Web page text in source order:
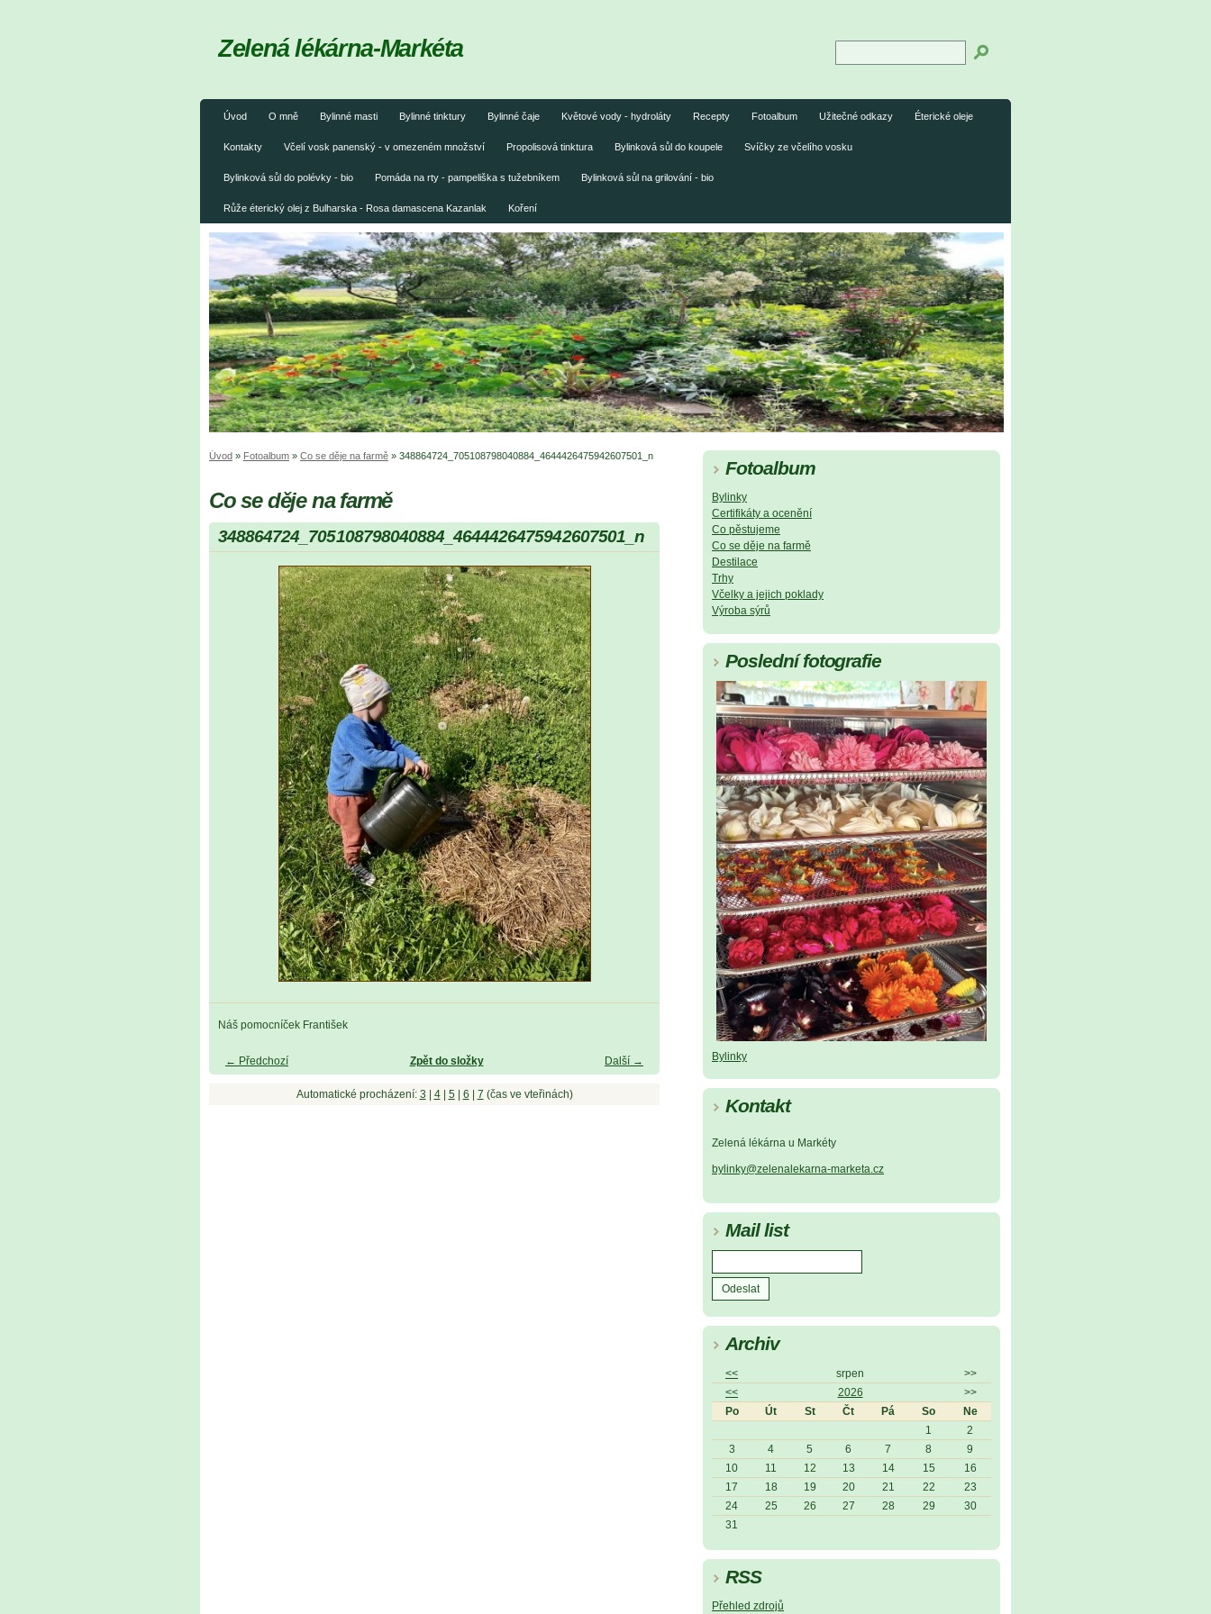
Úvod O mně Bylinné masti Bylinné tinktury Bylinné čaje Květové vody - hydroláty Recepty Fotoalbum Užitečné odkazy Éterické oleje
Kontakty Včelí vosk panenský - v omezeném množství Propolisová tinktura Bylinková sůl do koupele Svíčky ze včelího vosku
Bylinková sůl do polévky - bio Pomáda na rty - pampeliška s tužebníkem Bylinková sůl na grilování - bio
Růže éterický olej z Bulharska - Rosa damascena Kazanlak Koření
Zelená lékárna-Markéta
Úvod » Fotoalbum » Co se děje na farmě » 348864724_705108798040884_4644426475942607501_n
Co se děje na farmě
348864724_705108798040884_4644426475942607501_n
Náš pomocníček František
← Předchozí Další →
Zpět do složky
Automatické procházení: 3 4| 5| 6 7 (čas ve vteřinách)
Fotoalbum
Bylinky
Certifikáty a ocenění
Co pěstujeme
Co se děje na farmě
Destilace
Trhy
Včelky a jejich poklady
Výroba sýrů
Poslední fotografie
Bylinky
Kontakt
Zelená lékárna u Markéty
bylinky@zelenalekarna-marketa.cz
Mail list
Archiv
<< srpen
>>
<<
2026
>>
Po
Út St Čt Pá So
Ne
1
2
3
4 5 6 7 8
9
10
11 12 13 14 15
16
17
18 19 20 21 22
23
24
25 26 27 28 29
30
31
RSS
Přehled zdrojů